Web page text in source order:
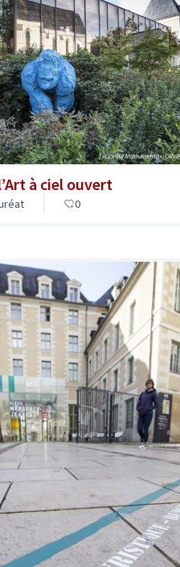
à ciel ouvert
0